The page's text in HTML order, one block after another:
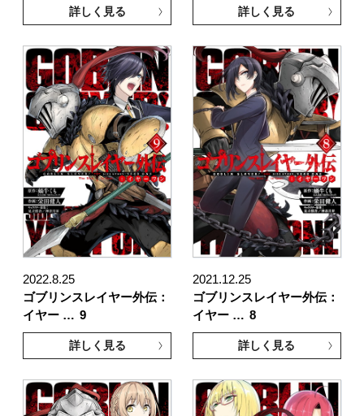
詳しく見る 詳しく見る
2022.8.25
ゴブリンスレイヤー外伝：
イヤー … 9
詳しく見る
2021.12.25
ゴブリンスレイヤー外伝：
イヤー … 8
詳しく見る